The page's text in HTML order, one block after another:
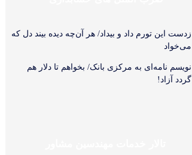
زدست این تورم داد و بیداد/ هر آن‌چه دیده بیند دل که
می‌‏خواد
نویسم نامه‌‏ای به مرکزی بانک/ بخواهم تا دلار هم
گردد آزاد!